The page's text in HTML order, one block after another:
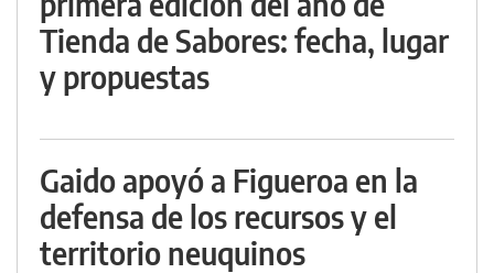
Tienda de Sabores: fecha, lugar
y propuestas
Gaido apoyó a Figueroa en la
defensa de los recursos y el
territorio neuquinos